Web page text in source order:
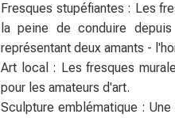
Fresques stupéfiantes : Les
la peine de conduire
représentant deux amants -
Art local : Les fresques
pour les amateurs d'art.
Sculpture emblématique :